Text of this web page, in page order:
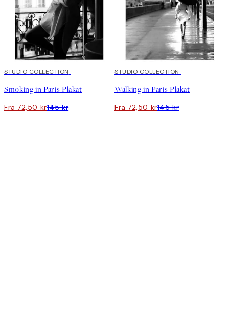
50%*
STUDIO COLLECTION
Smoking in Paris Plakat
Fra 72,50 kr145 kr
50%*
STUDIO COLLECTION
Walking in Paris Plakat
Fra 72,50 kr145 kr